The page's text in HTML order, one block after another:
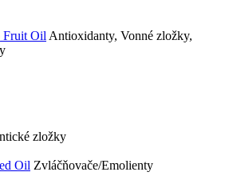
Fruit Oil Antioxidanty, Vonné zložky,
zložky
Oil Zvláčňovače/Emolienty